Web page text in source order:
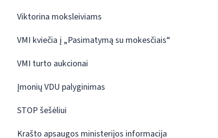
Viktorina moksleiviams
VMI kviečia į „Pasimatymą su mokesčiais“
VMI turto aukcionai
Įmonių VDU palyginimas
STOP šešėliui
Krašto apsaugos ministerijos informacija